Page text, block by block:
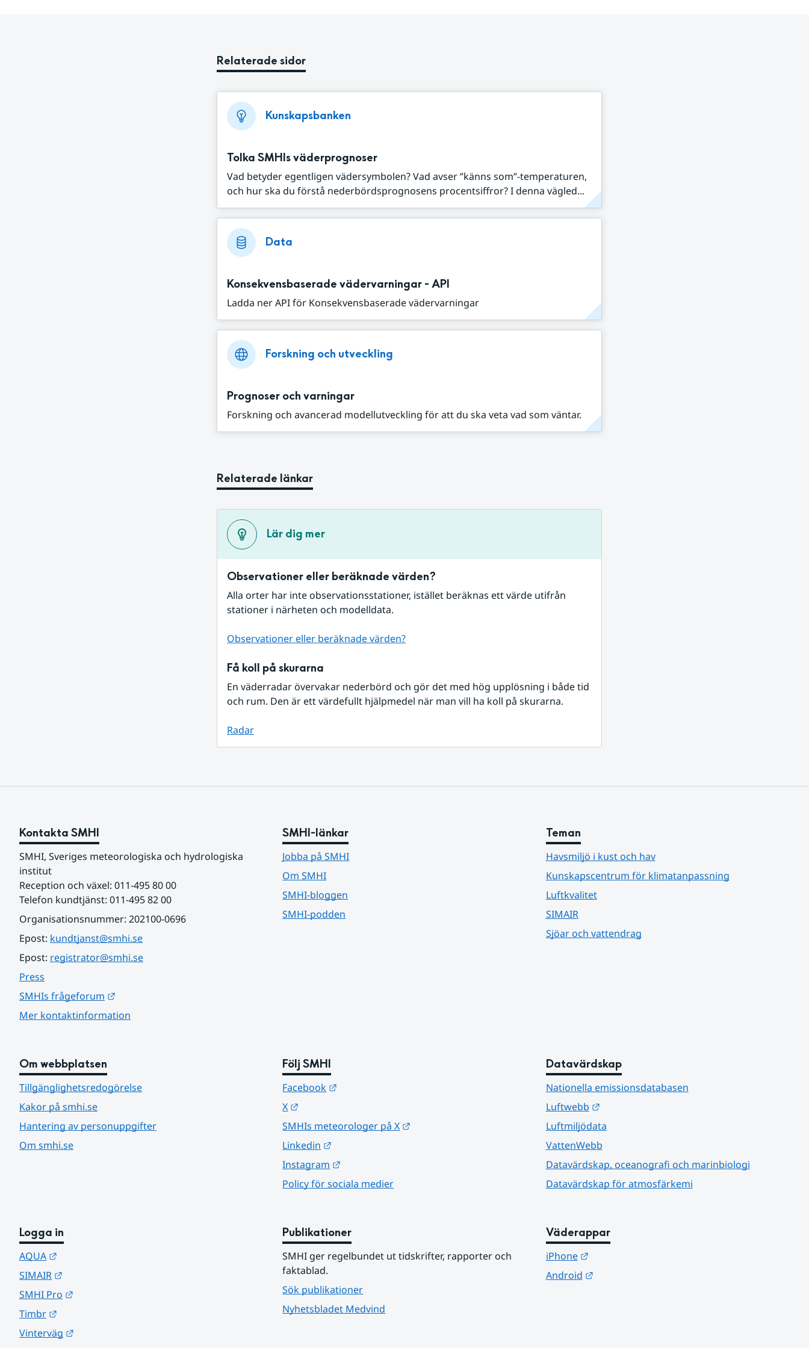
Relaterade sidor
Kunskapsbanken
Tolka SMHIs väderprognoser
Vad betyder egentligen vädersymbolen? Vad avser ”känns som”-temperaturen,
och hur ska du förstå nederbördsprognosens procentsiffror? I denna vägled...
Data
Konsekvensbaserade vädervarningar - API
Ladda ner API för Konsekvensbaserade vädervarningar
Forskning och utveckling
Prognoser och varningar
Forskning och avancerad modellutveckling för att du ska veta vad som väntar.
Relaterade länkar
Lär dig mer
Observationer eller beräknade värden?
Alla orter har inte observationsstationer, istället beräknas ett värde utifrån
stationer i närheten och modelldata.
Observationer eller beräknade värden?
Få koll på skurarna
En väderradar övervakar nederbörd och gör det med hög upplösning i både tid
och rum. Den är ett värdefullt hjälpmedel när man vill ha koll på skurarna.
Radar
Kontakta SMHI
SMHI, Sveriges meteorologiska och hydrologiska
institut
Reception och växel: 011-495 80 00
Telefon kundtjänst: 011-495 82 00
Organisationsnummer: 202100-0696
Epost: kundtjanst@smhi.se
Epost: registrator@smhi.se
Press
SMHIs frågeforum
Mer kontaktinformation
SMHI-länkar
Jobba på SMHI
Om SMHI
SMHI-bloggen
SMHI-podden
Teman
Havsmiljö i kust och hav
Kunskapscentrum för klimatanpassning
Luftkvalitet
SIMAIR
Sjöar och vattendrag
Om webbplatsen
Tillgänglighetsredogörelse
Kakor på smhi.se
Hantering av personuppgifter
Om smhi.se
Följ SMHI
Facebook
X
SMHIs meteorologer på X
Linkedin
Instagram
Policy för sociala medier
Datavärdskap
Nationella emissionsdatabasen
Luftwebb
Länk till annan webbplats.
Luftmiljödata
VattenWebb
Datavärdskap, oceanografi och marinbiologi
Datavärdskap för atmosfärkemi
Logga in
AQUA
SIMAIR
SMHI Pro
Timbr
Vinterväg
Publikationer
SMHI ger regelbundet ut tidskrifter, rapporter och
faktablad.
Sök publikationer
Nyhetsbladet Medvind
Väderappar
iPhone
Länk till annan webbplats.
Android
Länk till annan webbplats.